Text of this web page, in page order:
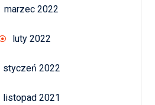
marzec 2022
luty 2022
styczeń 2022
listopad 2021